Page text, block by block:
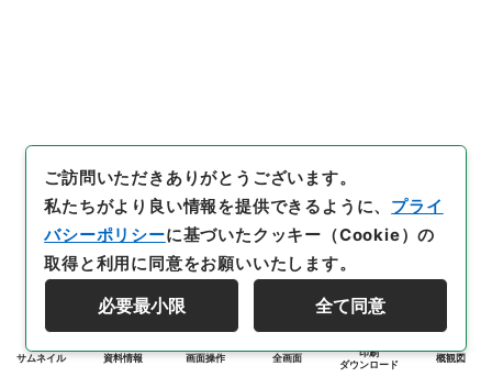
サムネイル 資料情報 画面操作 全画面
印刷
ダウンロード
概観図
ご訪問いただきありがとうございます。
私たちがより良い情報を提供できるように、 プライ
バシーポリシーに基づいたクッキー（Cookie）の
取得と利用に同意をお願いいたします。
必要最小限 全て同意